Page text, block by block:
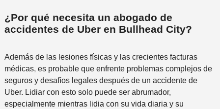
¿Por qué necesita un abogado de
accidentes de Uber en Bullhead City?
Además de las lesiones físicas y las crecientes facturas
médicas, es probable que enfrente problemas complejos de
seguros y desafíos legales después de un accidente de
Uber. Lidiar con esto solo puede ser abrumador,
especialmente mientras lidia con su vida diaria y su